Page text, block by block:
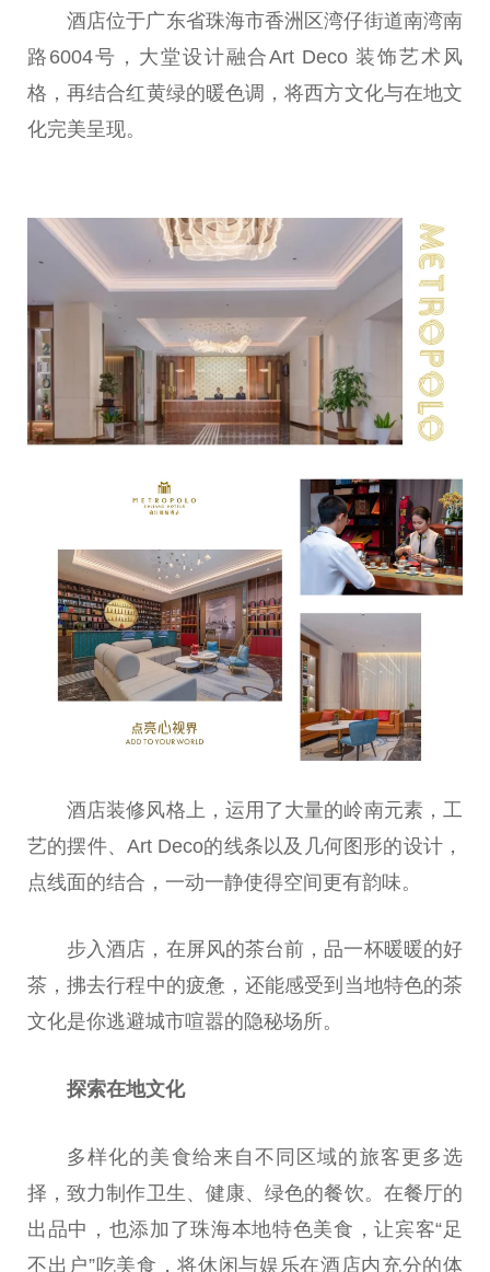
酒店位于广东省珠海市香洲区湾仔街道南湾南
路6004号，大堂设计融合Art Deco 装饰艺术风
格，再结合红黄绿的暖色调，将西方文化与在地文
化完美呈现。
酒店装修风格上，运用了大量的岭南元素，工
艺的摆件、Art Deco的线条以及几何图形的设计，
点线面的结合，一动一静使得空间更有韵味。
步入酒店，在屏风的茶台前，品一杯暖暖的好
茶，拂去行程中的疲惫，还能感受到当地特色的茶
文化是你逃避城市喧嚣的隐秘场所。
探索在地文化
多样化的美食给来自不同区域的旅客更多选
择，致力制作卫生、健康、绿色的餐饮。在餐厅的
出品中，也添加了珠海本地特色美食，让宾客“足
不出户”吃美食，将休闲与娱乐在酒店内充分的体